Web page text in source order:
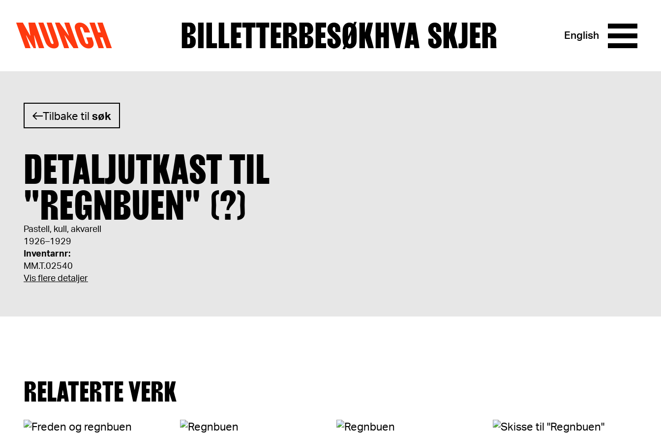
MUNCH BILLETTERBESØKHVA SKJER English
Tilbake tilsøk
DETALJUTKAST TIL
"REGNBUEN" (?)
Pastell, kull, akvarell
1926–1929
Inventarnr:
MM.T.02540
Vis flere detaljer
RELATERTE VERK